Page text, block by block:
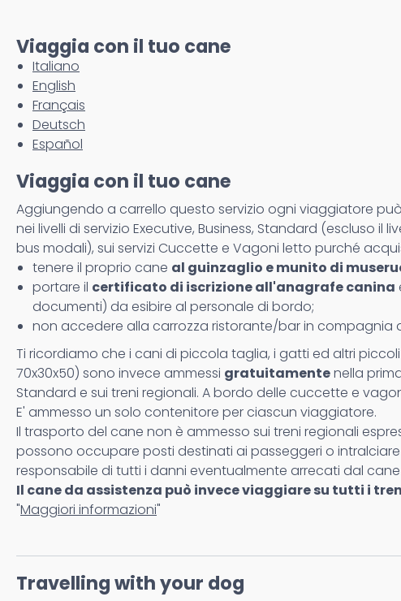
Viaggia con il tuo cane
Italiano
English
Français
Deutsch
Español
Viaggia con il tuo cane
Aggiungendo a carrello questo servizio ogni viaggiatore
nei livelli di servizio Executive, Business, Standard (escluso il
bus modali), sui servizi Cuccette e Vagoni letto purché
tenere il proprio cane al guinzaglio e munito di
portare il certificato di iscrizione all'anagrafe canina
documenti) da esibire al personale di bordo;
non accedere alla carrozza ristorante/bar in compagnia
Ti ricordiamo che i cani di piccola taglia, i gatti ed altri
70x30x50) sono invece ammessi gratuitamentenella
Standard e sui treni regionali. A bordo delle cuccette e
E' ammesso un solo contenitore per ciascun viaggiatore.
Il trasporto del cane non è ammesso sui treni regionali
possono occupare posti destinati ai passeggeri o
responsabile di tutti i danni eventualmente arrecati dal cane
Il cane da assistenza può invece viaggiare su tutti i
"Maggiori informazioni"
Travelling with your dog